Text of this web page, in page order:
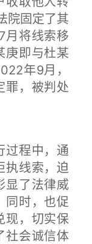
院固定了其
月将线索移
庚即与杜某
年9月，
罪，被判处
程中，通
执线索，迫
显了法律威
同时，也促
现，切实保
社会诚信体